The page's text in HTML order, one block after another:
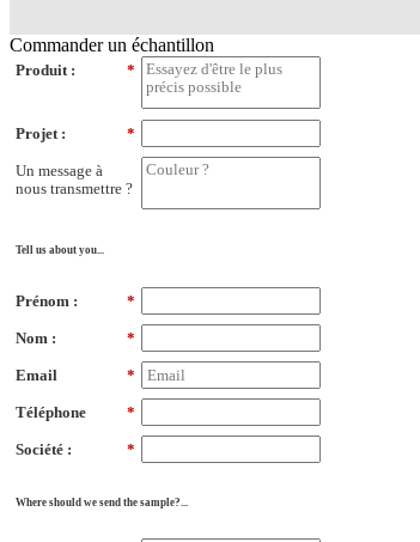
Commander un échantillon
*
Produit :
*
Projet :
Un message à
nous transmettre ?
Tell us about you...
*
Prénom :
*
Nom :
*
Email
*
Téléphone
*
Société :
Where should we send the sample?...